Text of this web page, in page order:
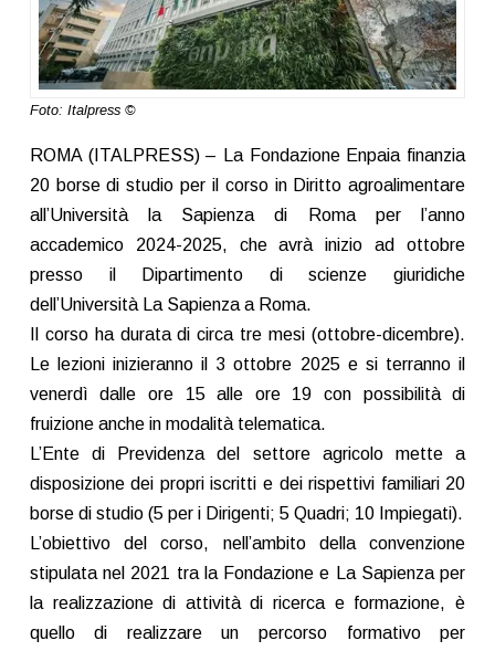
Foto: Italpress ©
ROMA (ITALPRESS) – La Fondazione Enpaia finanzia
20 borse di studio per il corso in Diritto agroalimentare
all’Università la Sapienza di Roma per l’anno
accademico 2024-2025, che avrà inizio ad ottobre
presso il Dipartimento di scienze giuridiche
dell’Università La Sapienza a Roma.
Il corso ha durata di circa tre mesi (ottobre-dicembre).
Le lezioni inizieranno il 3 ottobre 2025 e si terranno il
venerdì dalle ore 15 alle ore 19 con possibilità di
fruizione anche in modalità telematica.
L’Ente di Previdenza del settore agricolo mette a
disposizione dei propri iscritti e dei rispettivi familiari 20
borse di studio (5 per i Dirigenti; 5 Quadri; 10 Impiegati).
L’obiettivo del corso, nell’ambito della convenzione
stipulata nel 2021 tra la Fondazione e La Sapienza per
la realizzazione di attività di ricerca e formazione, è
quello di realizzare un percorso formativo per